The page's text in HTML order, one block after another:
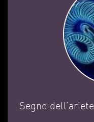
Segno